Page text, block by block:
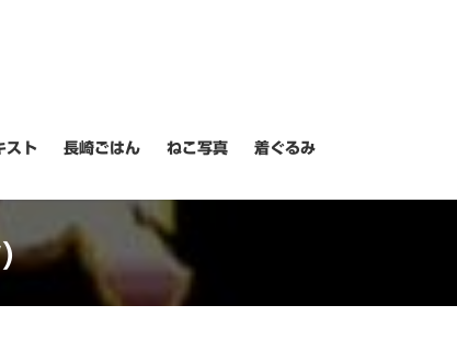
スト 長崎ごはん ねこ写真 着ぐるみ